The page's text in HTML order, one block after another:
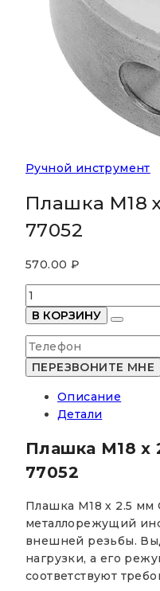
Ручной инструмент
Плашка М18
77052
570.00 ₽
Количество
товара
Плашка
М18
х
2,5
СИБРТЕХ
В КОРЗИНУ
Описание
Детали
Плашка М18 х
77052
Плашка М18 х 2.5
металлорежущий
внешней резьбы.
нагрузки, а его
соответствуют